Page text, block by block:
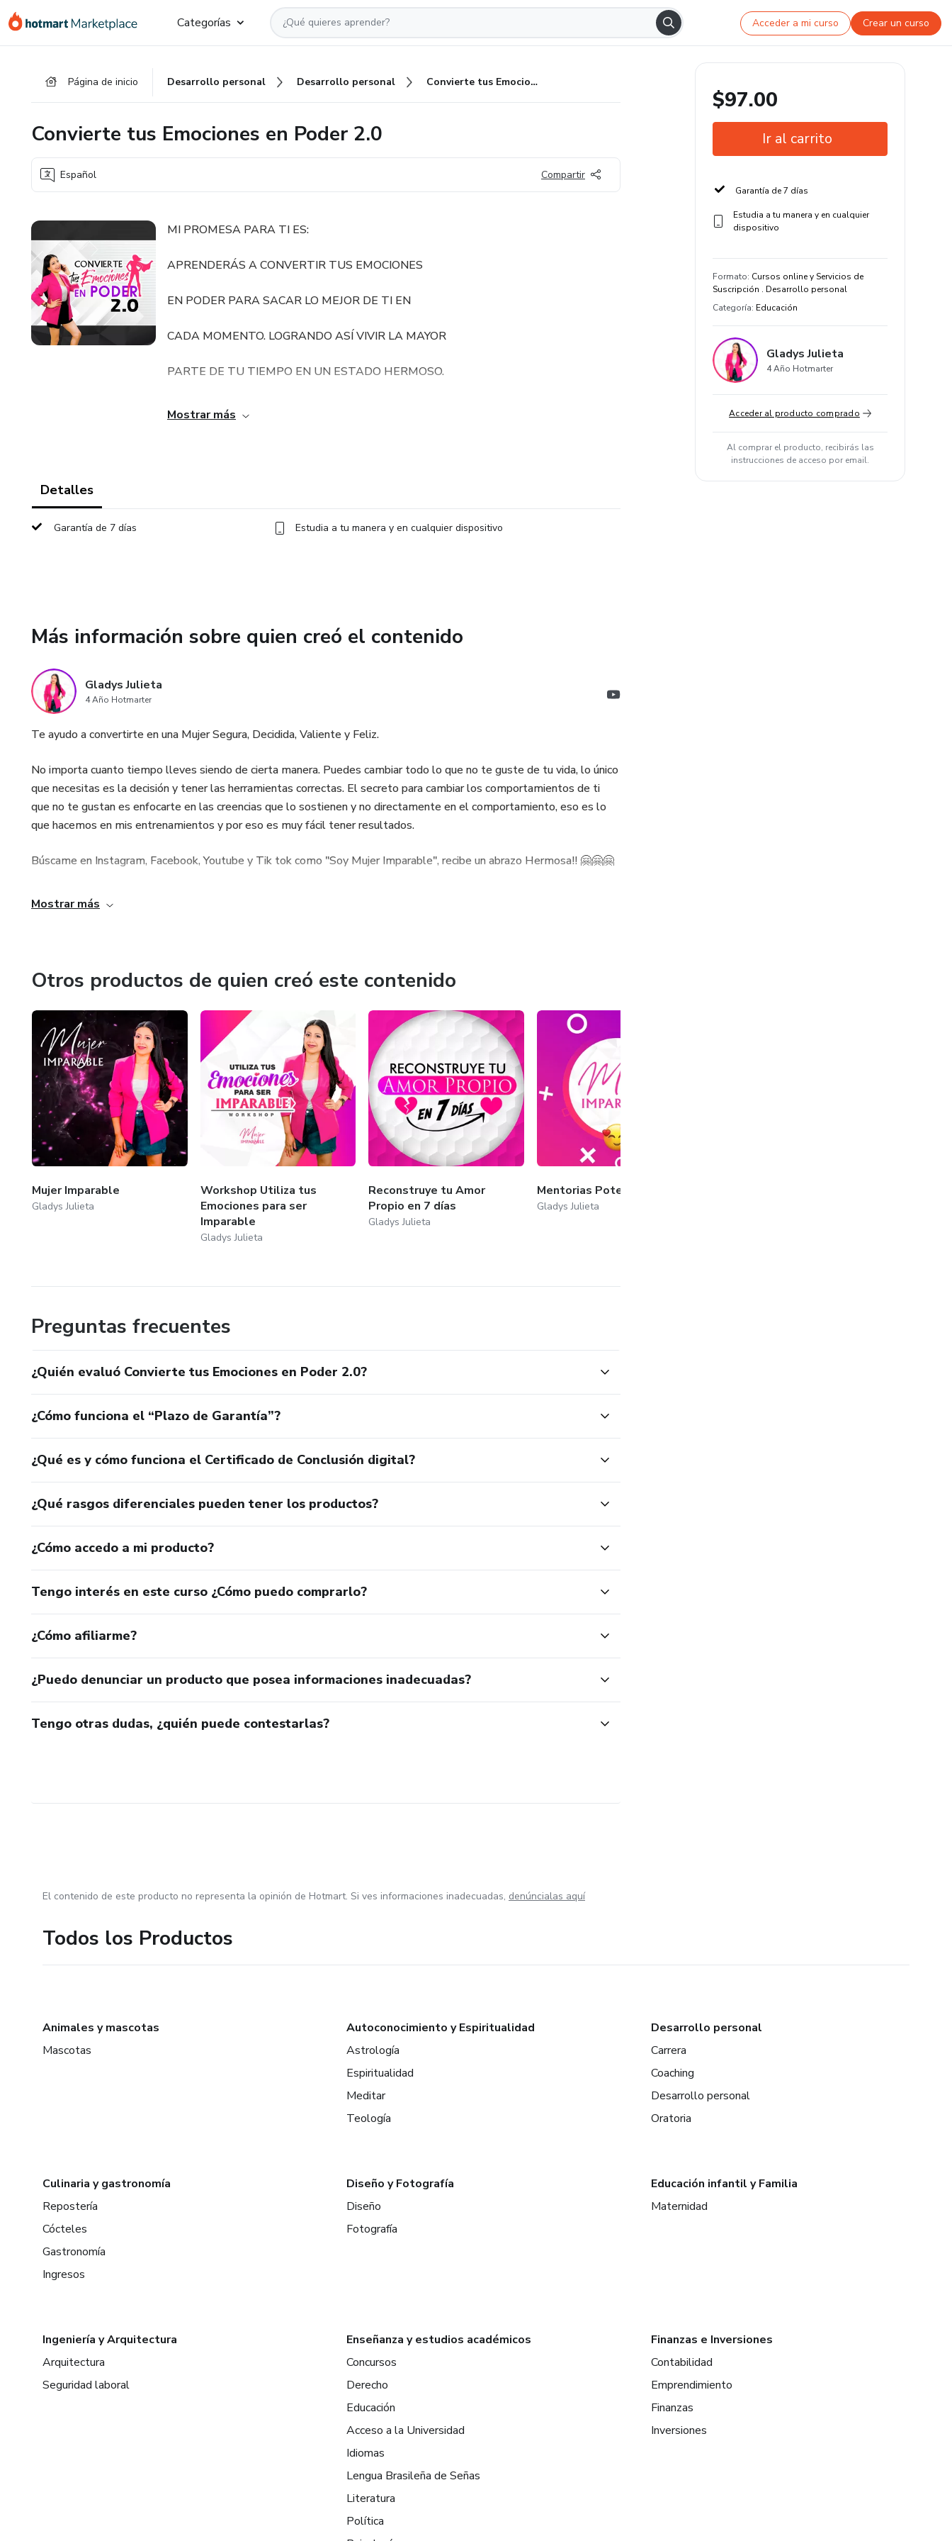
Categorías Acceder a mi curso Crear un curso
Página de inicio Desarrollo personal Desarrollo personal Convierte tus Emociones en Poder 2.0
Convierte tus Emociones en Poder 2.0
Español Compartir
MI PROMESA PARA TI ES:
APRENDERÁS A CONVERTIR TUS EMOCIONES
EN PODER PARA SACAR LO MEJOR DE TI EN
CADA MOMENTO. LOGRANDO ASÍ VIVIR LA MAYOR
PARTE DE TU TIEMPO EN UN ESTADO HERMOSO.
LO QUE ESTAREMOS APRENDIENDO EN
2. Creencias más comunes.
10. Aprende a interrumpir tu estado interno predeterminado.
Mostrar más
Detalles
Garantía de 7 días Estudia a tu manera y en cualquier dispositivo
Más información sobre quien creó el contenido
Gladys Julieta
4 Año Hotmarter
Te ayudo a convertirte en una Mujer Segura, Decidida, Valiente y Feliz.
No importa cuanto tiempo lleves siendo de cierta manera. Puedes cambiar todo lo que no te guste de tu vida, lo único
que necesitas es la decisión y tener las herramientas correctas. El secreto para cambiar los comportamientos de ti
que no te gustan es enfocarte en las creencias que lo sostienen y no directamente en el comportamiento, eso es lo
que hacemos en mis entrenamientos y por eso es muy fácil tener resultados.
Búscame en Instagram, Facebook, Youtube y Tik tok como "Soy Mujer Imparable", recibe un abrazo Hermosa!! 🤗🤗🤗
Mostrar más
Otros productos de quien creó este contenido
Mujer Imparable
Gladys Julieta
Workshop Utiliza tus
Emociones para ser
Imparable
Gladys Julieta
Reconstruye tu Amor
Propio en 7 días
Gladys Julieta
Mentorias Potencialízate MI
Gladys Julieta
Preguntas frecuentes
¿Quién evaluó Convierte tus Emociones en Poder 2.0?
¿Cómo funciona el “Plazo de Garantía”?
¿Qué es y cómo funciona el Certificado de Conclusión digital?
¿Qué rasgos diferenciales pueden tener los productos?
¿Cómo accedo a mi producto?
Tengo interés en este curso ¿Cómo puedo comprarlo?
¿Cómo afiliarme?
¿Puedo denunciar un producto que posea informaciones inadecuadas?
Tengo otras dudas, ¿quién puede contestarlas?
$97.00
Ir al carrito
Garantía de 7 días
Estudia a tu manera y en cualquier
dispositivo
Formato: Cursos online y Servicios de
Suscripción . Desarrollo personal
Categoría: Educación
Gladys Julieta
4 Año Hotmarter
Acceder al producto comprado
Al comprar el producto, recibirás las
instrucciones de acceso por email.
El contenido de este producto no representa la opinión de Hotmart. Si ves informaciones inadecuadas, denúncialas aquí
Todos los Productos
Animales y mascotas
Mascotas
Autoconocimiento y Espiritualidad
Astrología
Espiritualidad
Meditar
Teología
Desarrollo personal
Carrera
Coaching
Desarrollo personal
Oratoria
Culinaria y gastronomía
Repostería
Cócteles
Gastronomía
Ingresos
Diseño y Fotografía
Diseño
Fotografía
Educación infantil y Familia
Maternidad
Ingeniería y Arquitectura
Arquitectura
Seguridad laboral
Enseñanza y estudios académicos
Concursos
Derecho
Educación
Acceso a la Universidad
Idiomas
Lengua Brasileña de Señas
Literatura
Política
Finanzas e Inversiones
Contabilidad
Emprendimiento
Finanzas
Inversiones